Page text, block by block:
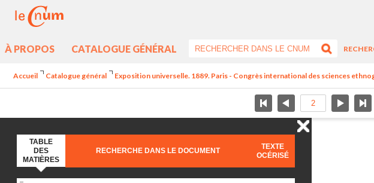
À PROPOS CATALOGUE GÉNÉRAL
Accueil Catalogue général Exposition universelle. 1889. Paris - Congrès international des sciences
TABLE
DES
MATIÈRES
RECHERCHE DANS LE DOCUMENT
TEXTE
OCÉRISÉ